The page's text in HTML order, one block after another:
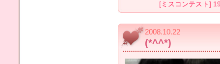
[ ミスコンテスト ]
2008.10.22
(*^^*)